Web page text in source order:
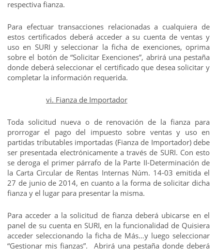
respectiva fianza.
Para efectuar transacciones relacionadas a cualquiera de
estos certificados deberá acceder a su cuenta de ventas y
uso en SURI y seleccionar la ficha de exenciones, oprima
sobre el botón de “Solicitar Exenciones”, abrirá una pestaña
donde deberá seleccionar el certificado que desea solicitar y
completar la información requerida.
vi. Fianza de Importador
Toda solicitud nueva o de renovación de la fianza para
prorrogar el pago del impuesto sobre ventas y uso en
partidas tributables importadas (Fianza de Importador) debe
ser presentada electrónicamente a través de SURI. Con esto
se deroga el primer párrafo de la Parte II-Determinación de
la Carta Circular de Rentas Internas Núm. 14-03 emitida el
27 de junio de 2014, en cuanto a la forma de solicitar dicha
fianza y el lugar para presentar la misma.
Para acceder a la solicitud de fianza deberá ubicarse en el
panel de su cuenta en SURI, en la funcionalidad de Quisiera
acceder seleccionando la ficha de Más…y luego seleccionar
“Gestionar mis fianzas”. Abrirá una pestaña donde deberá